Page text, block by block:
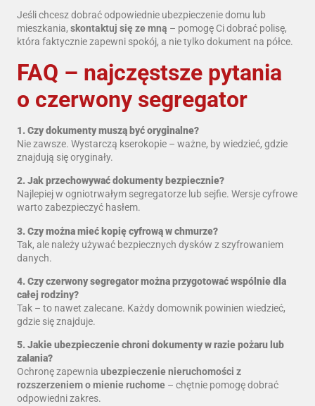
Jeśli chcesz dobrać odpowiednie ubezpieczenie domu lub
mieszkania, skontaktuj się ze mną – pomogę Ci dobrać polisę,
która faktycznie zapewni spokój, a nie tylko dokument na półce.
FAQ – najczęstsze pytania
o czerwony segregator
1. Czy dokumenty muszą być oryginalne?
Nie zawsze. Wystarczą kserokopie – ważne, by wiedzieć, gdzie
znajdują się oryginały.
2. Jak przechowywać dokumenty bezpiecznie?
Najlepiej w ogniotrwałym segregatorze lub sejfie. Wersje cyfrowe
warto zabezpieczyć hasłem.
3. Czy można mieć kopię cyfrową w chmurze?
Tak, ale należy używać bezpiecznych dysków z szyfrowaniem
danych.
4. Czy czerwony segregator można przygotować wspólnie dla
całej rodziny?
Tak – to nawet zalecane. Każdy domownik powinien wiedzieć,
gdzie się znajduje.
5. Jakie ubezpieczenie chroni dokumenty w razie pożaru lub
zalania?
Ochronę zapewnia ubezpieczenie nieruchomości z
rozszerzeniem o mienie ruchome – chętnie pomogę dobrać
odpowiedni zakres.